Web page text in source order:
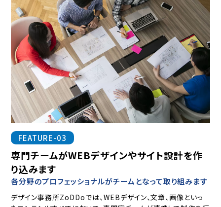
FEATURE-03
専門チームがWEBデザインやサイト設計を作
り込みます
各分野のプロフェッショナルがチームとなって取り組みます
デザイン事務所ZoDDoでは、WEBデザイン、文章、画像といっ